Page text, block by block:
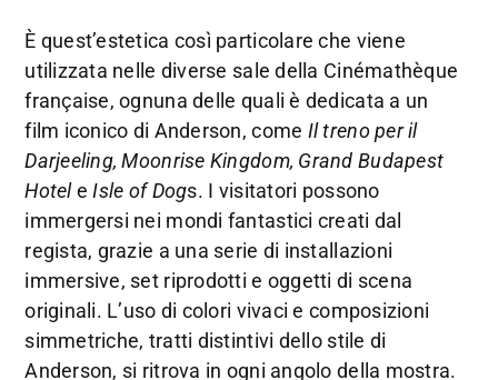
È quest’estetica così particolare che viene
utilizzata nelle diverse sale della Cinémathèque
française, ognuna delle quali è dedicata a un
film iconico di Anderson, come Il treno per il
Darjeeling, Moonrise Kingdom, Grand Budapest
HoteleIsle of Dogs. I visitatori possono
immergersi nei mondi fantastici creati dal
regista, grazie a una serie di installazioni
immersive, set riprodotti e oggetti di scena
originali. L’uso di colori vivaci e composizioni
simmetriche, tratti distintivi dello stile di
Anderson, si ritrova in ogni angolo della mostra.